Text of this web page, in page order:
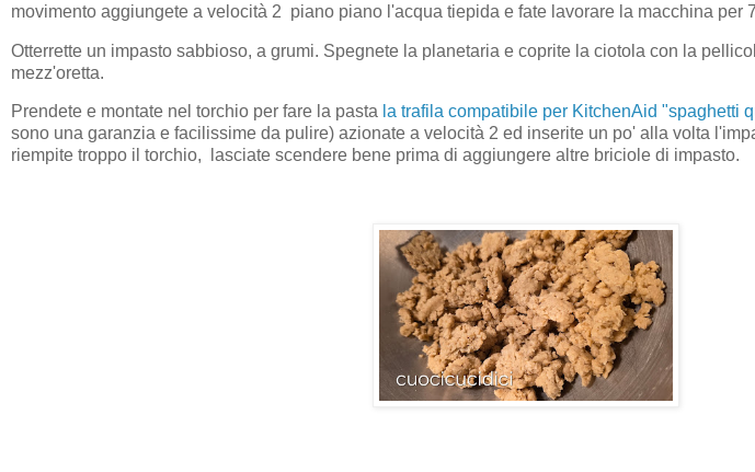
movimento aggiungete a velocità 2 piano piano l'acqua tiepida e fate lavorare la macchina per
Otterrette un impasto sabbioso, a grumi. Spegnete la planetaria e coprite la ciotola con la
mezz'oretta.
Prendete e montate nel torchio per fare la pasta la trafila compatibile per KitchenAid "spaghetti
sono una garanzia e facilissime da pulire) azionate a velocità 2 ed inserite un po' alla volta
riempite troppo il torchio, lasciate scendere bene prima di aggiungere altre briciole di impasto.